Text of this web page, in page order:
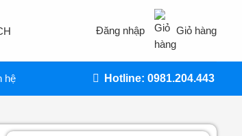
Đăng nhập Giỏ hàng
hệ Hotline: 0981.204.443